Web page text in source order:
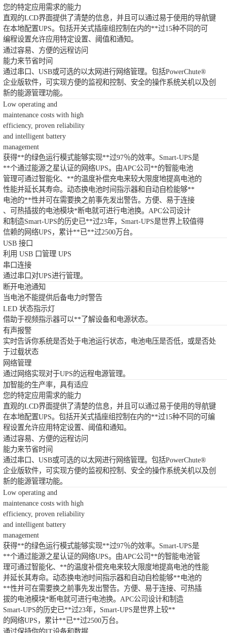
您的特定应用需求的能力
直观的LCD界面提供了清楚的信息，并且可以通过易于使用的导航键
在本地配置UPS。包括开关式插座组控制在内的**过15种不同的可
编程设置允许应用特定设置、阈值和通知。
通过容易、方便的远程访问
能力来节省时间
通过串口、USB或可选的以太网进行网络管理。包括PowerChute®
企业版软件，可实现方便的监视和控制、安全的操作系统关机以及创
新的能源管理功能。
Low operating and
maintenance costs with high
efficiency, proven reliability
and intelligent battery
management
获得**的绿色运行模式能够实现**过97％的效率。Smart-UPS是
**个通过能源之星认证的网络UPS。由APC公司**的智能电池
管理可通过智能化、**的温度补偿充电来较大限度地提高电池的
性能并延长其寿命。动态换电池时间指示器和自动自检能够**
电池的**性并可在需要换之前事先发出警告。方便、易于连接
、可热插拔的电池模块*断电就可进行电池换。APC公司设计
和制造Smart-UPS的历史已**过23年，Smart-UPS是世界上较值得
信赖的网络UPS，累计**已**过2500万台。
USB 接口
利用 USB 口管理 UPS
串口连接
通过串口对UPS进行管理。
断开电池通知
当电池不能提供后备电力时警告
LED 状态指示灯
借助于视频指示器可以**了解设备和电源状态。
有声报警
实时告诉你系统是否处于电池运行状态，电池电压是否低，或是否处
于过载状态
网络管理
通过网络实现对于UPS的远程电源管理。
加智能的生产率，具有适应
您的特定应用需求的能力
直观的LCD界面提供了清楚的信息，并且可以通过易于使用的导航键
在本地配置UPS。包括开关式插座组控制在内的**过15种不同的可编
程设置允许应用特定设置、阈值和通知。
通过容易、方便的远程访问
能力来节省时间
通过串口、USB或可选的以太网进行网络管理。包括PowerChute®
企业版软件，可实现方便的监视和控制、安全的操作系统关机以及创
新的能源管理功能。
Low operating and
maintenance costs with high
efficiency, proven reliability
and intelligent battery
management
获得**的绿色运行模式能够实现**过97％的效率。Smart-UPS是
**个通过能源之星认证的网络UPS。由APC公司**的智能电池管
理可通过智能化、**的温度补偿充电来较大限度地提高电池的性能
并延长其寿命。动态换电池时间指示器和自动自检能够**电池的
**性并可在需要换之前事先发出警告。方便、易于连接、可热插
拔的电池模块*断电就可进行电池换。APC公司设计和制造
Smart-UPS的历史已**过23年，Smart-UPS是世界上较**
的网络UPS，累计**已**过2500万台。